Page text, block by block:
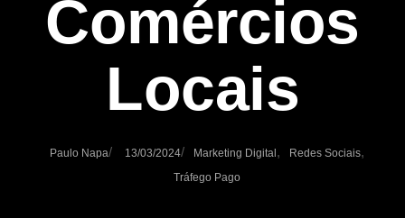
Comércios
Locais
Paulo Napa/ 13/03/2024/ Marketing Digital , Redes Sociais,
Tráfego Pago